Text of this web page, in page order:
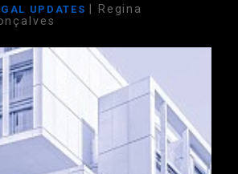
UPDATES
| Regina